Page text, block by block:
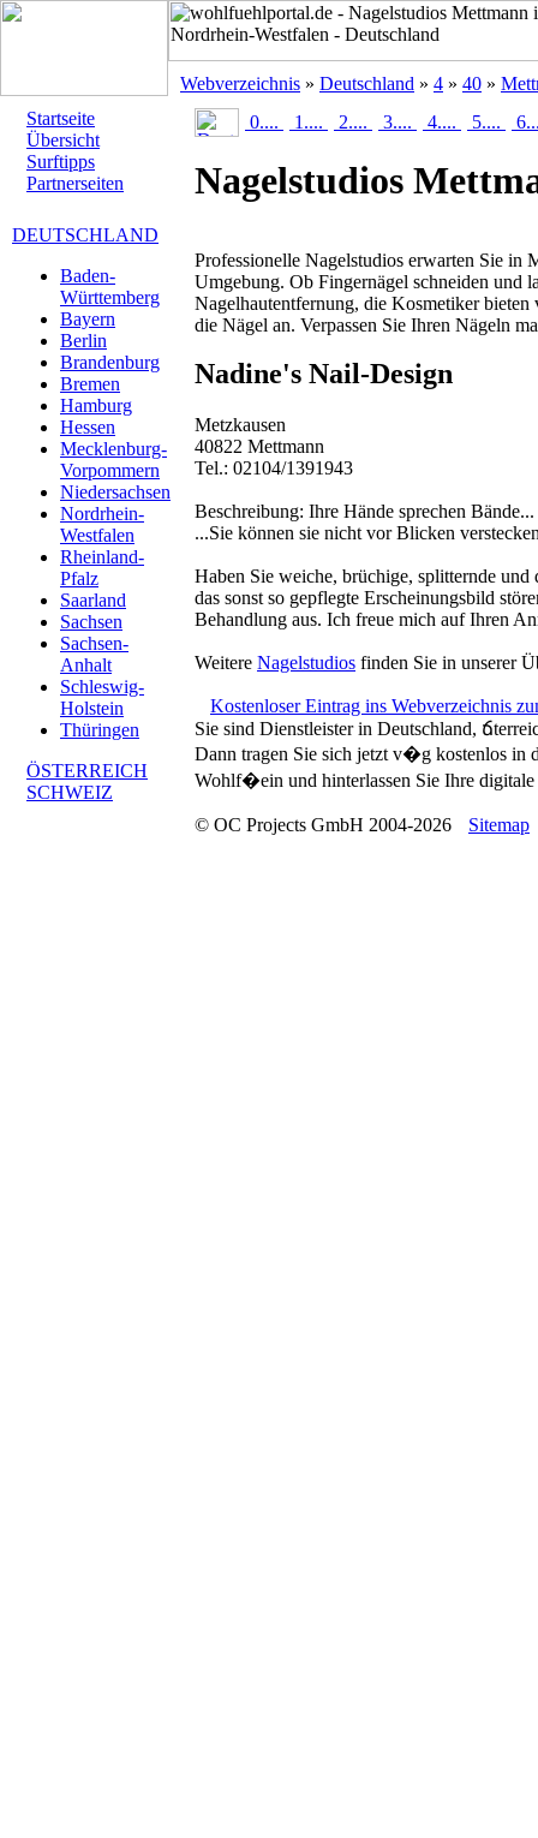
Webverzeichnis » Deutschland » 4 » 40 »
Startseite
Übersicht
Surftipps
Partnerseiten
DEUTSCHLAND
Baden-
Württemberg
Bayern
Berlin
Brandenburg
Bremen
Hamburg
Hessen
Mecklenburg-
Vorpommern
Niedersachsen
Nordrhein-
Westfalen
Rheinland-
Pfalz
Saarland
Sachsen
Sachsen-
Anhalt
Schleswig-
Holstein
Thüringen
ÖSTERREICH
SCHWEIZ
0.... 1.... 2.... 3.... 4.... 5....
Nagelstudios
Professionelle Nagelstudios erwarten Sie in
Umgebung. Ob Fingernägel schneiden und
Nagelhautentfernung, die Kosmetiker
die Nägel an. Verpassen Sie Ihren Nägeln
Nadine's Nail-Design
Metzkausen
40822 Mettmann
Tel.: 02104/1391943
Beschreibung: Ihre Hände sprechen Bände...
...Sie können sie nicht vor Blicken
Haben Sie weiche, brüchige, splitternde
das sonst so gepflegte Erscheinungsbild
Behandlung aus. Ich freue mich auf Ihren
Weitere Nagelstudios finden Sie in unserer
Kostenloser Eintrag ins Webverzeichnis
Sie sind Dienstleister in Deutschland,
Dann tragen Sie sich jetzt v�g kostenlos in
Wohlf�ein und hinterlassen Sie Ihre
© OC Projects GmbH 2004-2026 Sitemap